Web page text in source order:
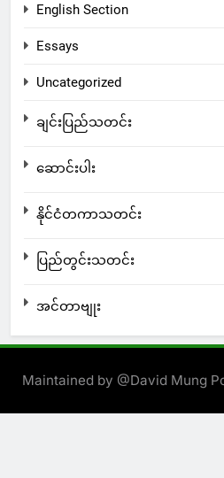
English Section
Essays
Uncategorized
ချင်းပြည်သတင်း
ဆောင်းပါး
နိုင်ငံတကာသတင်း
ပြည်တွင်းသတင်း
အင်တာဗျုး
Maintained by @David Mung